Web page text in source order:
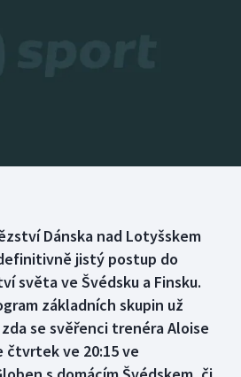
Dánska nad Lotyšskem
jistý postup do
světa ve Švédsku a Finsku.
základních skupin už
se svěřenci trenéra Aloise
čtvrtek ve 20:15 ve